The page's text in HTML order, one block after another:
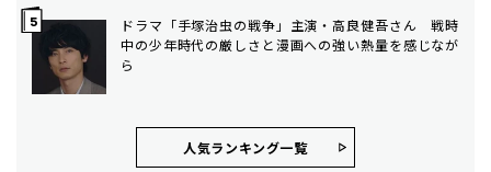
ドラマ「手塚治虫の戦争」主演・高良健吾さん 戦時
中の少年時代の厳しさと漫画への強い熱量を感じなが
ら
人気ランキング⼀覧